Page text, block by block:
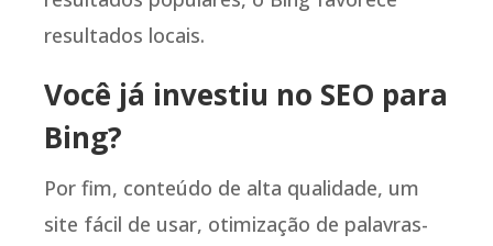
resultados locais.
Você já investiu no SEO para
Bing?
Por fim, conteúdo de alta qualidade, um
site fácil de usar, otimização de palavras-